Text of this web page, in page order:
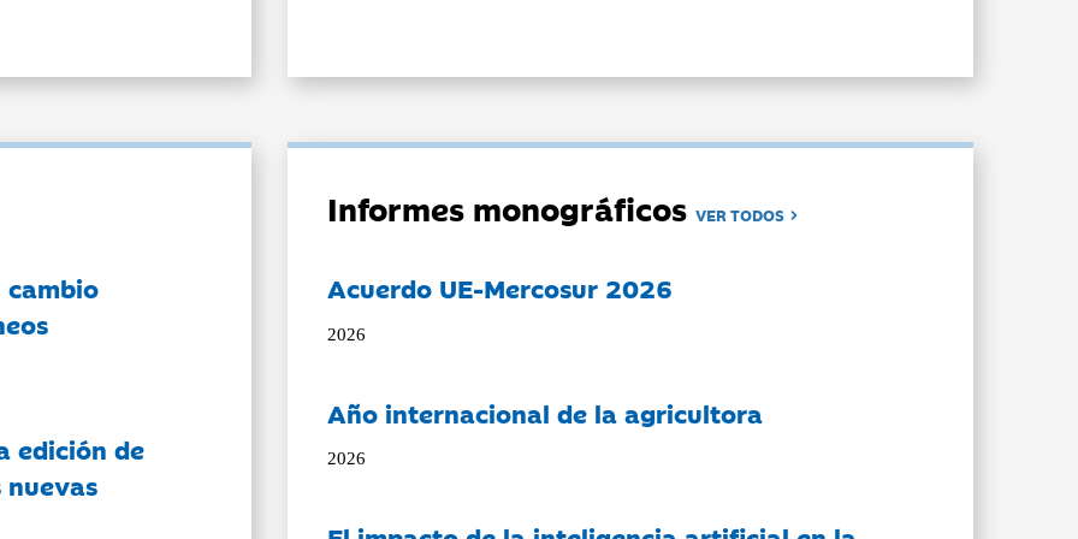
cambio
edición de
nuevas
Informes monográficosVER TODOS
Acuerdo UE-Mercosur 2026
2026
Año internacional de la agricultora
2026